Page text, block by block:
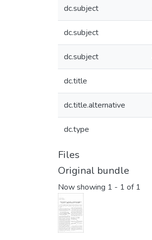
dc.subject
dc.subject
dc.subject
dc.title
dc.title.alternative
dc.type
Files
Original bundle
Now showing 1 - 1 of 1